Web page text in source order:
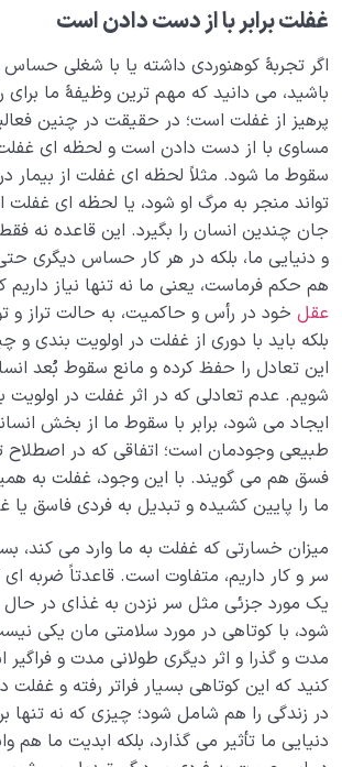
غفلت برابر با از دست دادن است
اگر تجربۀ کوهنوردی داشته یا با شغلی حساس
باشید، می دانید که مهم ترین وظیفۀ ما
پرهیز از غفلت است؛ در حقیقت در چنین
مساوی با از دست دادن است و لحظه ای
سقوط ما شود. مثلاً لحظه ای غفلت از
تواند منجر به مرگ او شود، یا لحظه ای غفلت
جان چندین انسان را بگیرد. این قاعده نه
و دنیایی ما، بلکه در هر کار حساس دیگری
هم حکم فرماست، یعنی ما نه تنها نیاز داریم
عقل خود در رأس و حاکمیت، به حالت تراز و
بلکه باید با دوری از غفلت در اولویت بندی
این تعادل را حفظ کرده و مانع سقوط بُعد
شویم. عدم تعادلی که در اثر غفلت در
ایجاد می شود، برابر با سقوط ما از بخش
طبیعی وجودمان است؛ اتفاقی که در
فسق هم می گویند. با این وجود، غفلت به
ما را پایین کشیده و تبدیل به فردی فاسق یا
میزان خسارتی که غفلت به ما وارد می کند،
سر و کار داریم، متفاوت است. قاعدتاً ضربه ای
یک مورد جزئی مثل سر نزدن به غذای در
شود، با کوتاهی در مورد سلامتی مان یکی
مدت و گذرا و اثر دیگری طولانی مدت و
کنید که این کوتاهی بسیار فراتر رفته و غفلت
در زندگی را هم شامل شود؛ چیزی که نه تنها
دنیایی ما تأثیر می گذارد، بلکه ابدیت ما هم